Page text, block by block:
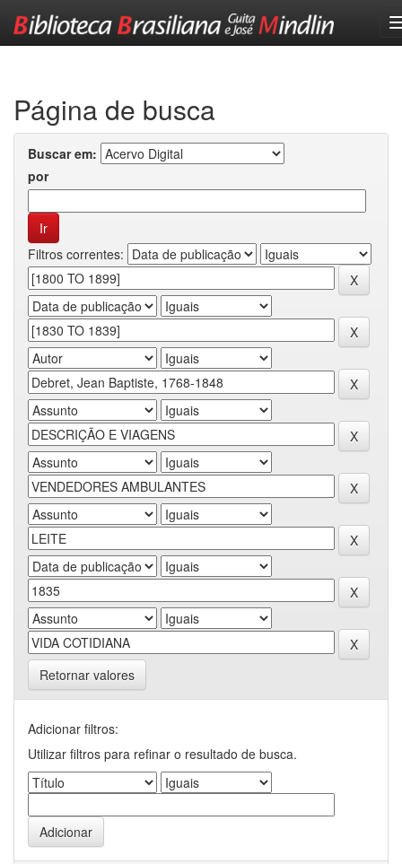
Página de busca
Buscar em:
por
Filtros correntes:
Retornar valores
Adicionar filtros:
Utilizar filtros para refinar o resultado de busca.